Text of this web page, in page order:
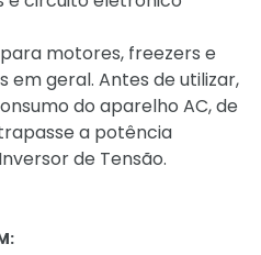
motores, freezers e
em geral. Antes de utilizar,
do aparelho AC, de
a potência
de Tensão.